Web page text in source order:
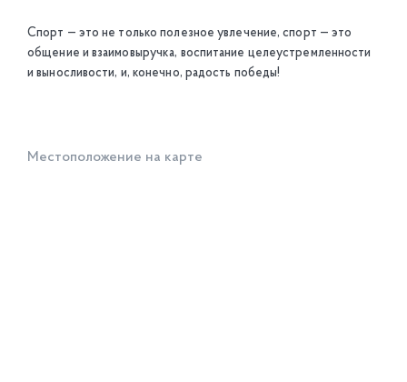
Спорт — это не только полезное увлечение, спорт — это
общение и взаимовыручка, воспитание целеустремленности
и выносливости, и, конечно, радость победы!
Местоположение на карте